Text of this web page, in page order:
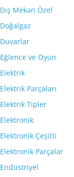
Dış Mekan Özel
Doğalgaz
Duvarlar
Eğlence ve Oyun
Elektrik
Elektrik Parçaları
Elektrik Tipler
Elektronik
Elektronik Çeşitli
Elektronik Parçalar
Endüstriyel